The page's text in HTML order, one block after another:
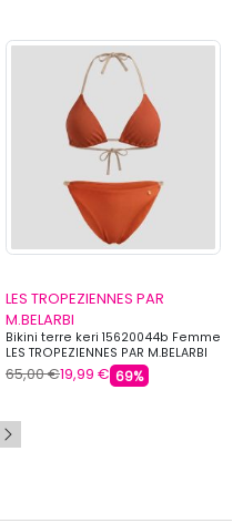
LES TROPEZIENNES PAR
M.BELARBI
Bikini terre keri 15620044b Femme
LES TROPEZIENNES PAR M.BELARBI
65,00 €19,99 € 69%